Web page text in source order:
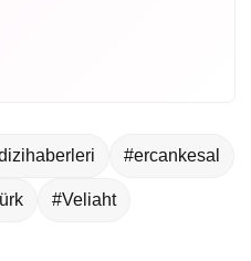
#ercankesal
#Veliaht